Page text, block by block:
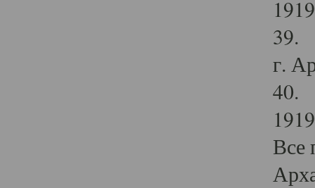
39.
г.
40.
Все